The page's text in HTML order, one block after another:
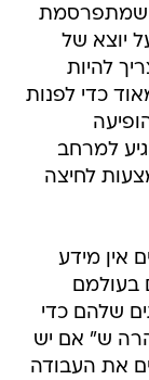
שמתפרסמת
יוצא של
להיות
כדי לפנות
למרחב
לחיצה
אין מידע
בעולמם
שלהם כדי
ש" אם יש
את העבודה